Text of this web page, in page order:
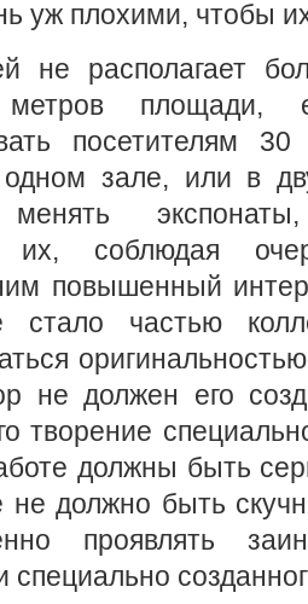
уж плохими, чтобы
не располагает
метров площади,
посетителям
зале, или в
менять
их, соблюдая
повышенный
стало частью
не должен его
творение
должны быть
не должно быть
проявлять
специально